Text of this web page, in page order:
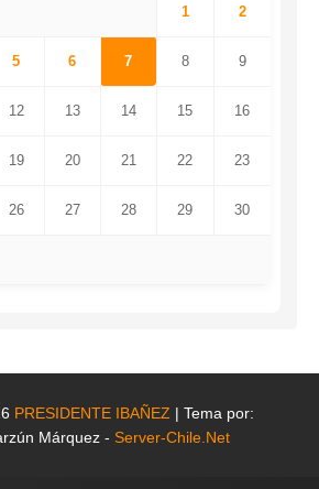
1 2
5 6 7 8 9
12 13 14 15 16
19 20 21 22 23
26 27 28 29 30
PRESIDENTE IBAÑEZ | Tema por:
Márquez - Server-Chile.Net